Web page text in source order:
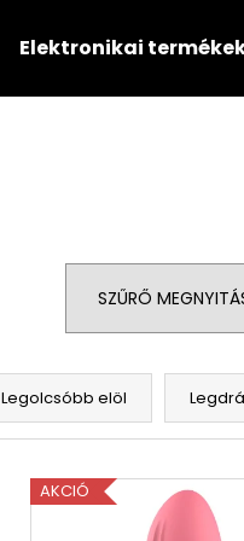
Elektronikai
SZŰRŐ
Legolcsóbb elöl
AKCIÓ